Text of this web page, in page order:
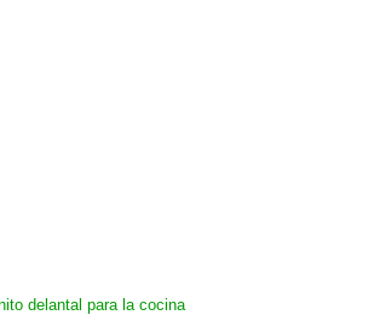
delantal para la cocina